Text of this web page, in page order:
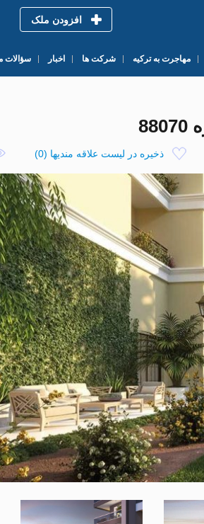
افزودن ملک
مهاجرت به ترکیه شرکت ها اخبار سؤالات
ذخیره در لیست علاقه مندیها (
0
)